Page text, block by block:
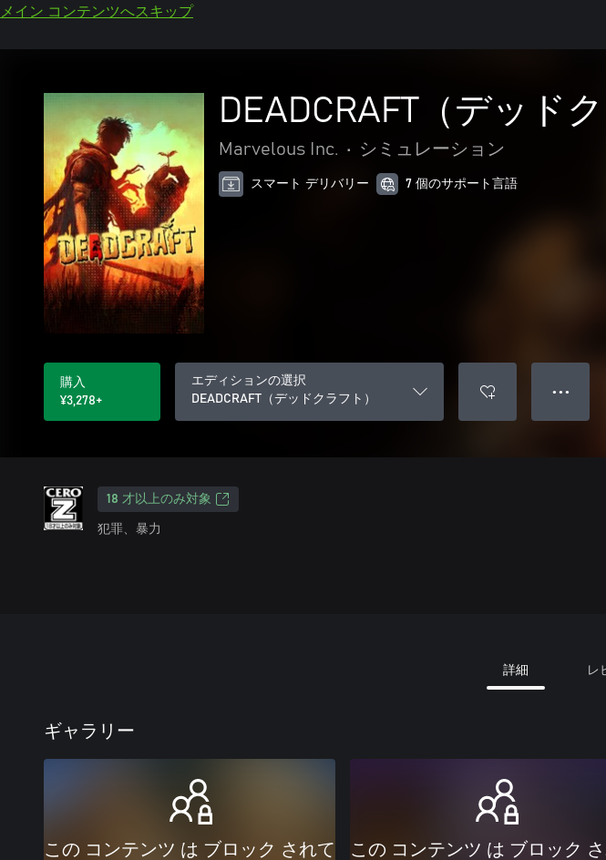
メイン コンテンツへスキップ
DEADCRAFT（デッド
Marvelous Inc. • シミュレーション
スマート デリバリー 7 個のサポート言語
購入
¥3,278+
エディションの選択
DEADCRAFT（デッドクラフト）
● ● ●
18 才以上のみ対象
犯罪、暴力
詳細 レ
ギャラリー
この コンテンツ は ブロック されて
この コンテンツ は ブロック